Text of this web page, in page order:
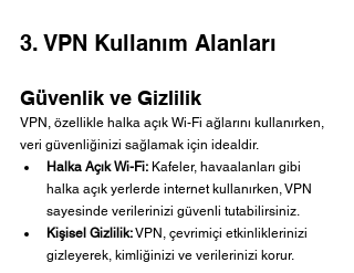
3. VPN Kullanım Alanları
Güvenlik ve Gizlilik
VPN, özellikle halka açık Wi-Fi ağlarını kullanırken,
veri güvenliğinizi sağlamak için idealdir.
Halka Açık Wi-Fi: Kafeler, havaalanları gibi
halka açık yerlerde internet kullanırken, VPN
sayesinde verilerinizi güvenli tutabilirsiniz.
Kişisel Gizlilik: VPN, çevrimiçi etkinliklerinizi
gizleyerek, kimliğinizi ve verilerinizi korur.